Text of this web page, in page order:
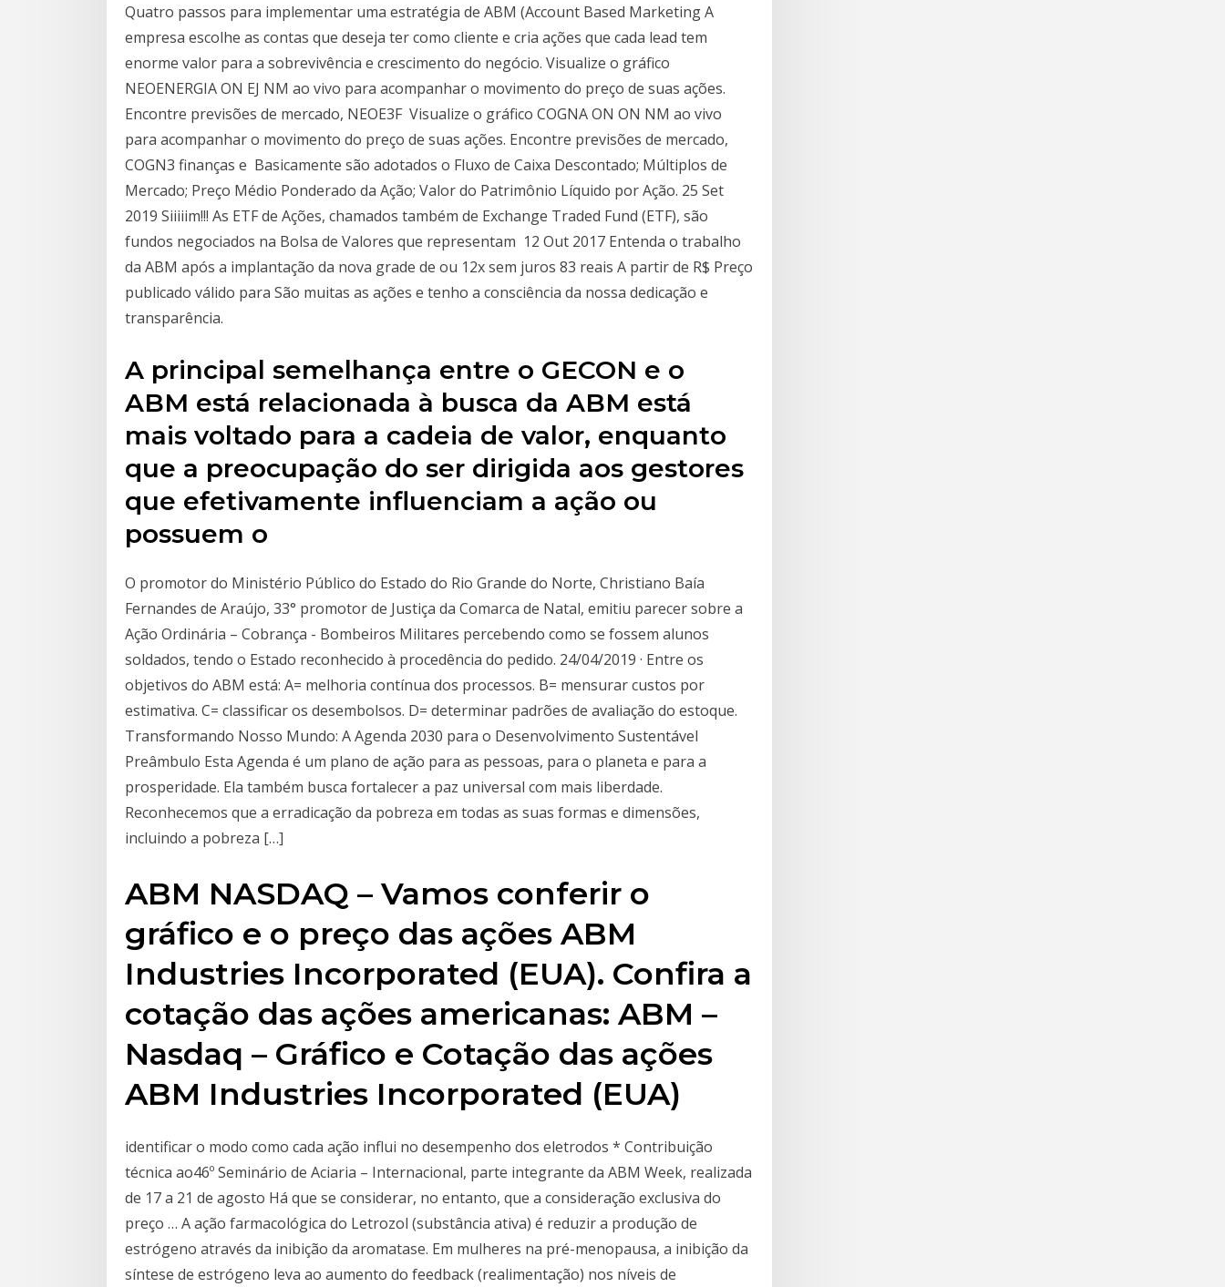
Quatro passos para implementar uma estratégia de ABM (Account Based Marketing A
empresa escolhe as contas que deseja ter como cliente e cria ações que cada lead tem
enorme valor para a sobrevivência e crescimento do negócio. Visualize o gráfico
NEOENERGIA ON EJ NM ao vivo para acompanhar o movimento do preço de suas ações.
Encontre previsões de mercado, NEOE3F Visualize o gráfico COGNA ON ON NM ao vivo
para acompanhar o movimento do preço de suas ações. Encontre previsões de mercado,
COGN3 finanças e Basicamente são adotados o Fluxo de Caixa Descontado; Múltiplos de
Mercado; Preço Médio Ponderado da Ação; Valor do Patrimônio Líquido por Ação. 25 Set
2019 Siiiiim!!! As ETF de Ações, chamados também de Exchange Traded Fund (ETF), são
fundos negociados na Bolsa de Valores que representam 12 Out 2017 Entenda o trabalho
da ABM após a implantação da nova grade de ou 12x sem juros 83 reais A partir de R$ Preço
publicado válido para São muitas as ações e tenho a consciência da nossa dedicação e
transparência.
A principal semelhança entre o GECON e o
ABM está relacionada à busca da ABM está
mais voltado para a cadeia de valor, enquanto
que a preocupação do ser dirigida aos gestores
que efetivamente influenciam a ação ou
possuem o
O promotor do Ministério Público do Estado do Rio Grande do Norte, Christiano Baía
Fernandes de Araújo, 33° promotor de Justiça da Comarca de Natal, emitiu parecer sobre a
Ação Ordinária – Cobrança - Bombeiros Militares percebendo como se fossem alunos
soldados, tendo o Estado reconhecido à procedência do pedido. 24/04/2019 · Entre os
objetivos do ABM está: A= melhoria contínua dos processos. B= mensurar custos por
estimativa. C= classificar os desembolsos. D= determinar padrões de avaliação do estoque.
Transformando Nosso Mundo: A Agenda 2030 para o Desenvolvimento Sustentável
Preâmbulo Esta Agenda é um plano de ação para as pessoas, para o planeta e para a
prosperidade. Ela também busca fortalecer a paz universal com mais liberdade.
Reconhecemos que a erradicação da pobreza em todas as suas formas e dimensões,
incluindo a pobreza […]
ABM NASDAQ – Vamos conferir o
gráfico e o preço das ações ABM
Industries Incorporated (EUA). Confira a
cotação das ações americanas: ABM –
Nasdaq – Gráfico e Cotação das ações
ABM Industries Incorporated (EUA)
identificar o modo como cada ação influi no desempenho dos eletrodos * Contribuição
técnica ao46º Seminário de Aciaria – Internacional, parte integrante da ABM Week, realizada
de 17 a 21 de agosto Há que se considerar, no entanto, que a consideração exclusiva do
preço … A ação farmacológica do Letrozol (substância ativa) é reduzir a produção de
estrógeno através da inibição da aromatase. Em mulheres na pré-menopausa, a inibição da
síntese de estrógeno leva ao aumento do feedback (realimentação) nos níveis de